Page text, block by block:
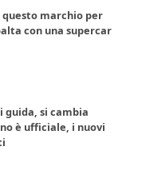
marchio per
con una supercar
si cambia
è ufficiale, i nuovi